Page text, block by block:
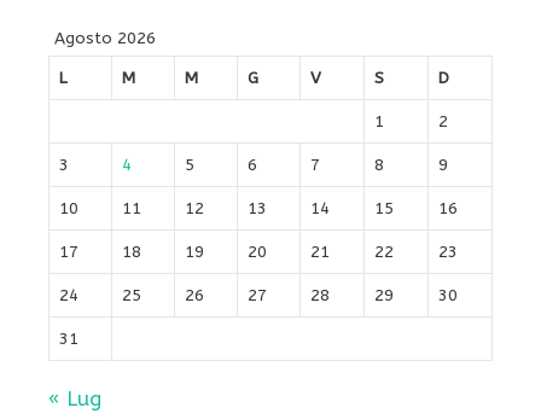
Agosto 2026
L
M M G V S D
1 2
3 4 5 6 7 8 9
10 11 12 13 14 15 16
17 18 19 20 21 22 23
24 25 26 27 28 29 30
31
« Lug